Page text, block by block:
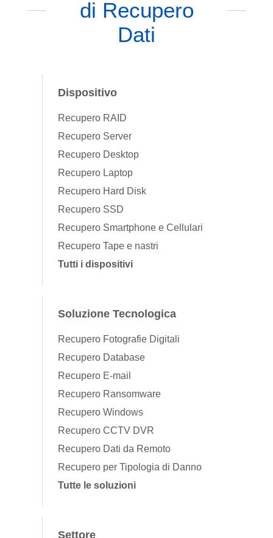
di Recupero
Dati
Dispositivo
Recupero RAID
Recupero Server
Recupero Desktop
Recupero Laptop
Recupero Hard Disk
Recupero SSD
Recupero Smartphone e Cellulari
Recupero Tape e nastri
Tutti i dispositivi
Soluzione Tecnologica
Recupero Fotografie Digitali
Recupero Database
Recupero E-mail
Recupero Ransomware
Recupero Windows
Recupero CCTV DVR
Recupero Dati da Remoto
Recupero per Tipologia di Danno
Tutte le soluzioni
Settore